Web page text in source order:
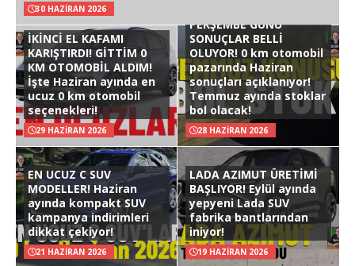
30 HAZIRAN 2026
İKİNCİ EL KAFAMI
KARIŞTIRDI! GİTTİM 0
KM OTOMOBİL ALDIM!
İşte Haziran ayında en
ucuz 0 km otomobil
seçenekleri!
29 HAZIRAN 2026
PERŞEMBE GÜNÜ
SONUÇLAR BELLİ
OLUYOR! 0 km otomobil
pazarında Haziran
sonuçları açıklanıyor!
Temmuz ayında stoklar
bol olacak!
28 HAZIRAN 2026
EN UCUZ C SUV
MODELLER! Haziran
ayında kompakt SUV
kampanya indirimleri
dikkat çekiyor!
21 HAZIRAN 2026
LADA AZIMUT ÜRETİMİ
BAŞLIYOR! Eylül ayında
yepyeni Lada SUV
fabrika bantlarından
iniyor!
19 HAZIRAN 2026